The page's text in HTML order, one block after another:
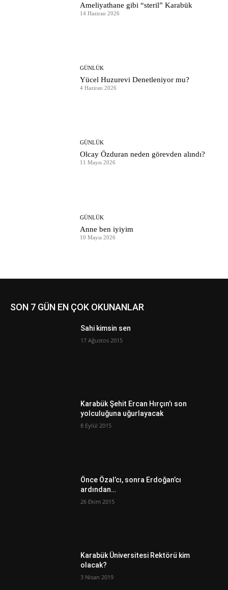
Ameliyathane gibi “steril” Karabük
14 Haziran 2026
GÜNLÜK
Yücel Huzurevi Denetleniyor mu?
4 Haziran 2026
GÜNLÜK
Olcay Özduran neden görevden alındı?
11 Mayıs 2026
GÜNLÜK
Anne ben iyiyim
10 Mayıs 2026
SON 7 GÜN EN ÇOK OKUNANLAR
Sahi kimsin sen
17 Ağustos 2015
Karabük Şehit Ercan Hırçın'ı son
yolculuğuna uğurlayacak
8 Eylül 2015
Önce Özal’cı, sonra Erdoğan’cı
ardından…
26 Ekim 2015
Karabük Üniversitesi Rektörü kim
olacak?
3 Nisan 2019